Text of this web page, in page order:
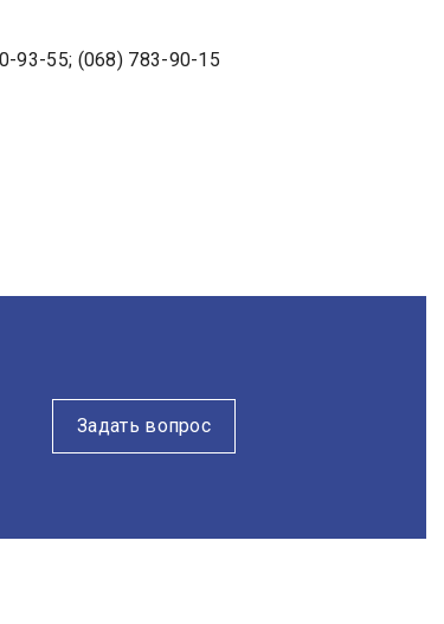
93-55; (068) 783-90-15
Задать вопрос